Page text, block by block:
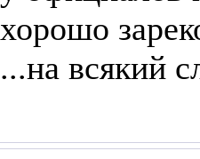
хорошо
...на всякий